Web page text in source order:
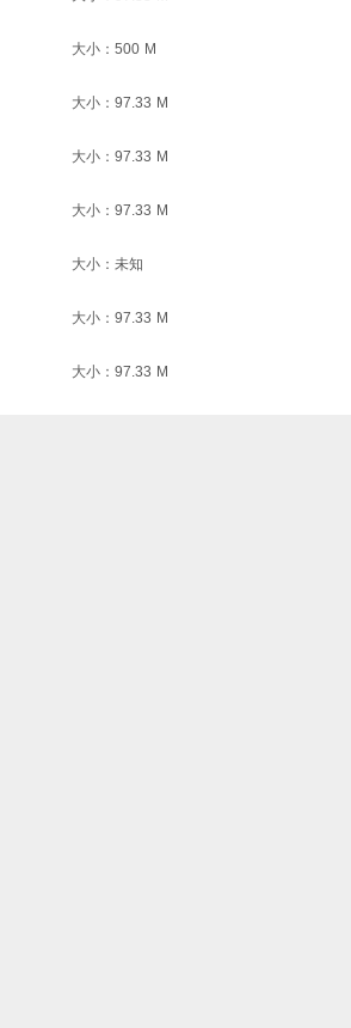
大小：500 M
大小：97.33 M
大小：97.33 M
大小：97.33 M
大小：未知
大小：97.33 M
大小：97.33 M